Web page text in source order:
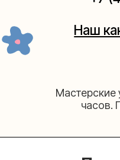
дом 42
на Плющихе
+7 (980) 495-03-13